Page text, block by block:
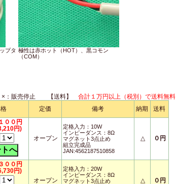
プタ 極性は赤ホット（HOT）、黒コモン
（COM）
×：販売停止 【送料】 合計１万円以上（税別）で送料無料
定価 備考 納期 送料
００円
円)
オープン
定格入力：10W
インピーダンス：8Ω
マグネット3点止め
組立完成品
JAN:4562187510858
△ ０円
００円
円)
オープン
定格入力：20W
インピーダンス：8Ω
マグネット3点止め
△ ０円